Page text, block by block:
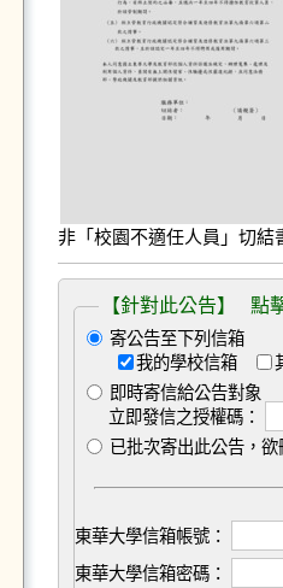
非「校園不適任人員」切結
【針對此公告】 點
寄公告至下列信箱
我的學校信箱
即時寄信給公告對象
立即發信之授權碼：
已批次寄出此公告，
東華大學信箱帳號：
東華大學信箱密碼：